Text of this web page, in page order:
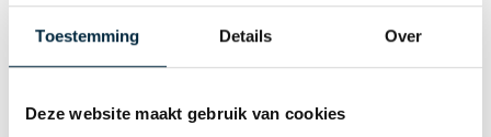
Toestemming Details Over
Deze website maakt gebruik van cookies
E-mail (Gebruikersnaam)